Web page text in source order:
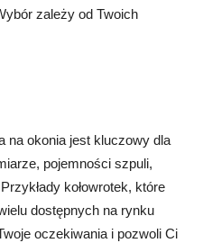
zależy od Twoich
na okonia jest kluczowy dla
pojemności szpuli,
kołowrotek, które
dostępnych na rynku
oczekiwania i pozwoli Ci